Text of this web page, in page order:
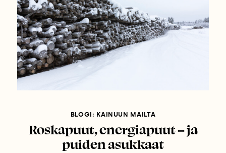
BLOGI: KAINUUN MAILTA
Roskapuut, energiapuut – ja
puiden asukkaat